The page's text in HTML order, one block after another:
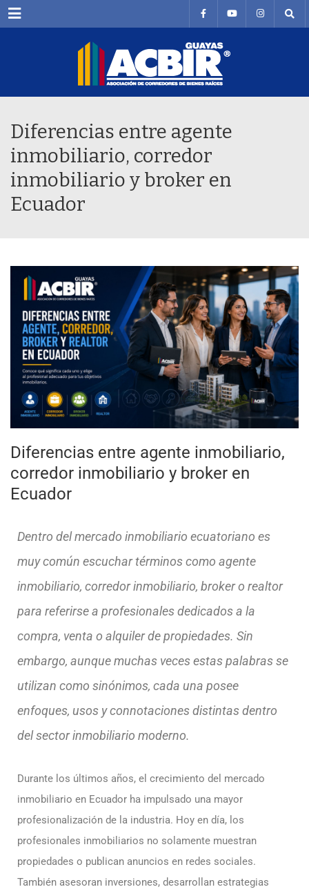
Menu
Diferencias entre agente
inmobiliario, corredor
inmobiliario y broker en
Ecuador
Diferencias entre agente inmobiliario,
corredor inmobiliario y broker en
Ecuador
Dentro del mercado inmobiliario ecuatoriano es
muy común escuchar términos como agente
inmobiliario, corredor inmobiliario, broker o realtor
para referirse a profesionales dedicados a la
compra, venta o alquiler de propiedades. Sin
embargo, aunque muchas veces estas palabras se
utilizan como sinónimos, cada una posee
enfoques, usos y connotaciones distintas dentro
del sector inmobiliario moderno.
Durante los últimos años, el crecimiento del mercado
inmobiliario en Ecuador ha impulsado una mayor
profesionalización de la industria. Hoy en día, los
profesionales inmobiliarios no solamente muestran
propiedades o publican anuncios en redes sociales.
También asesoran inversiones, desarrollan estrategias